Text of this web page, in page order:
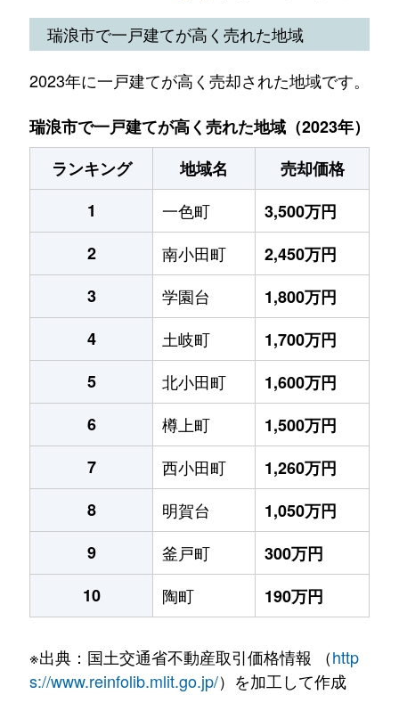
瑞浪市で一戸建てが高く売れた地域
2023年に一戸建てが高く売却された地域です。
瑞浪市で一戸建てが高く売れた地域（2023年）
ランキング
地域名
売却価格
1
一色町
3,500万円
2
南小田町
2,450万円
3
学園台
1,800万円
4
土岐町
1,700万円
5
北小田町
1,600万円
6
樽上町
1,500万円
7
西小田町
1,260万円
8
明賀台
1,050万円
9
釜戸町
300万円
10
陶町 190万円
※出典：国土交通省不動産取引価格情報 （http
s://www.reinfolib.mlit.go.jp/）を加工して作成